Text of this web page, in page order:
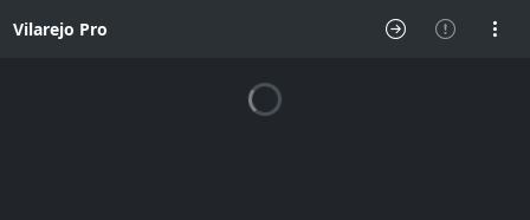
Vilarejo Pro